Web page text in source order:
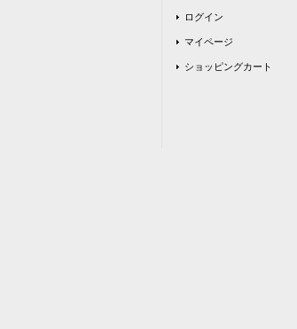
ログイン
マイページ
ショッピングカート